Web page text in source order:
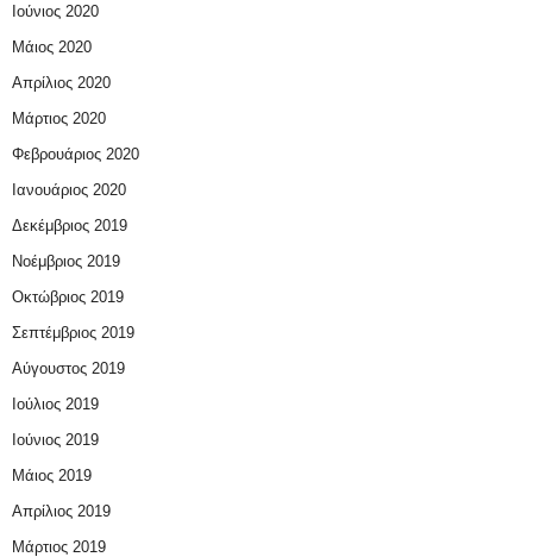
Ιούνιος 2020
Μάιος 2020
Απρίλιος 2020
Μάρτιος 2020
Φεβρουάριος 2020
Ιανουάριος 2020
Δεκέμβριος 2019
Νοέμβριος 2019
Οκτώβριος 2019
Σεπτέμβριος 2019
Αύγουστος 2019
Ιούλιος 2019
Ιούνιος 2019
Μάιος 2019
Απρίλιος 2019
Μάρτιος 2019